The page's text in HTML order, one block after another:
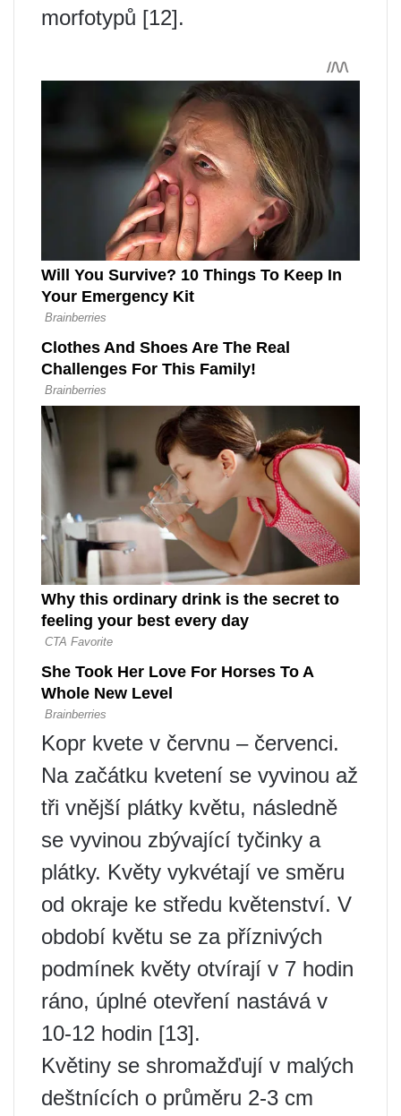
morfotypů [12].
Kopr kvete v červnu – červenci.
Na začátku kvetení se vyvinou až
tři vnější plátky květu, následně
se vyvinou zbývající tyčinky a
plátky. Květy vykvétají ve směru
od okraje ke středu květenství. V
období květu se za příznivých
podmínek květy otvírají v 7 hodin
ráno, úplné otevření nastává v
10-12 hodin [13].
Květiny se shromažďují v malých
deštnících o průměru 2-3 cm